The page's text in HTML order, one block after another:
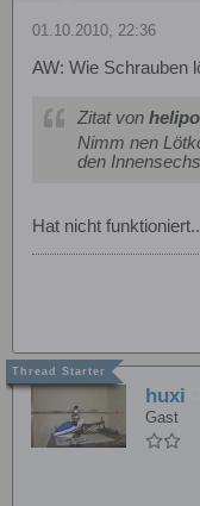
01.10.2010, 22:36
AW: Wie Schrauben
Zitat von
Nimm nen
den
Hat nicht
huxi
Gast